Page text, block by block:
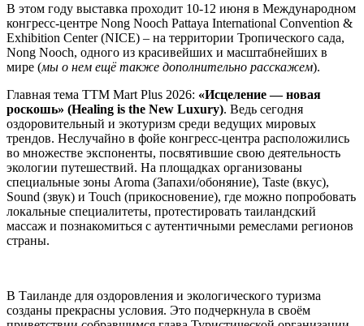
В этом году выставка проходит 10-12 июня в Международном
конгресс-центре Nong Nooch Pattaya International Convention &
Exhibition Center (NICE) – на территории Тропического сада,
Nong Nooch, одного из красивейших и масштабнейших в
мире (мы о нем ещё также дополнительно расскажем).
Главная тема TTM Mart Plus 2026: «Исцеление—новая
роскошь» (Healing is the New Luxury). Ведь сегодня
оздоровительный и экотуризм среди ведущих мировых
трендов. Неслучайно в фойе конгресс-центра расположились
во множестве экспоненты, посвятившие свою деятельность
экологии путешествий. На площадках организованы
специальные зоны Aroma (Запахи/обоняние), Taste (вкус),
Sound (звук) и Touch (прикосновение), где можно попробовать
локальные специалитеты, протестировать таиландский
массаж и познакомиться с аутентичными ремеслами регионов
страны.
В Таиланде для оздоровления и экологического туризма
созданы прекрасны условия. Это подчеркнула в своём